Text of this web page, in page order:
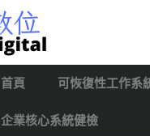
首頁 可恢復性工作系
企業核心系統健檢